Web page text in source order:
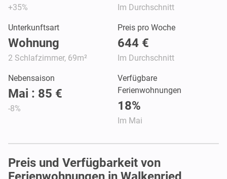
+35% Im Durchschnitt
Unterkunftsart
Wohnung
2 Schlafzimmer, 69m²
Preis pro Woche
644 €
Im Durchschnitt
Nebensaison
Mai : 85 €
-8%
Verfügbare
Ferienwohnungen
18%
Im Mai
Preis und Verfügbarkeit von